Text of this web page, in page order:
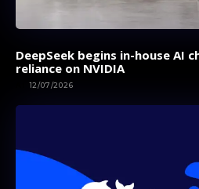
DeepSeek begins in-house AI
reliance on NVIDIA
12/07/2026